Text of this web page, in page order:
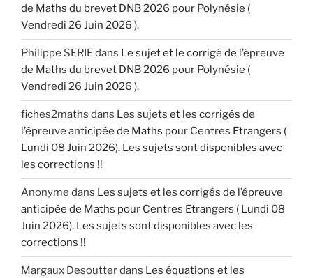
de Maths du brevet DNB 2026 pour Polynésie (
Vendredi 26 Juin 2026 ).
Philippe SERIEdans Le sujet et le corrigé de l’épreuve
de Maths du brevet DNB 2026 pour Polynésie (
Vendredi 26 Juin 2026 ).
fiches2maths dans Les sujets et les corrigés de
l’épreuve anticipée de Maths pour Centres Etrangers (
Lundi 08 Juin 2026). Les sujets sont disponibles avec
les corrections !!
Anonyme dans Les sujets et les corrigés de l’épreuve
anticipée de Maths pour Centres Etrangers ( Lundi 08
Juin 2026). Les sujets sont disponibles avec les
corrections !!
Margaux Desoutterdans Les équations et les